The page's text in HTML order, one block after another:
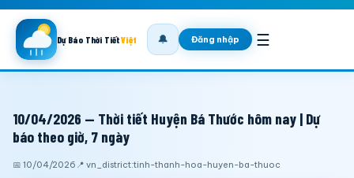
Dự Báo Thời TiếtViệt 🔔 Đăng nhập ☰
10/04/2026 — Thời tiết Huyện Bá Thước hôm nay | Dự
báo theo giờ, 7 ngày
📅 10/04/2026 📍 vn_district:tinh-thanh-hoa-huyen-ba-thuoc